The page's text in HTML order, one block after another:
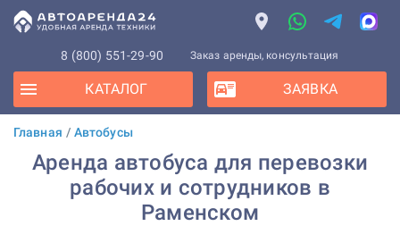
8 (800) 551-29-90 Заказ аренды, консультация
КАТАЛОГ ЗАЯВКА
Главная / Автобусы
Аренда автобуса для перевозки
рабочих и сотрудников в
Раменском